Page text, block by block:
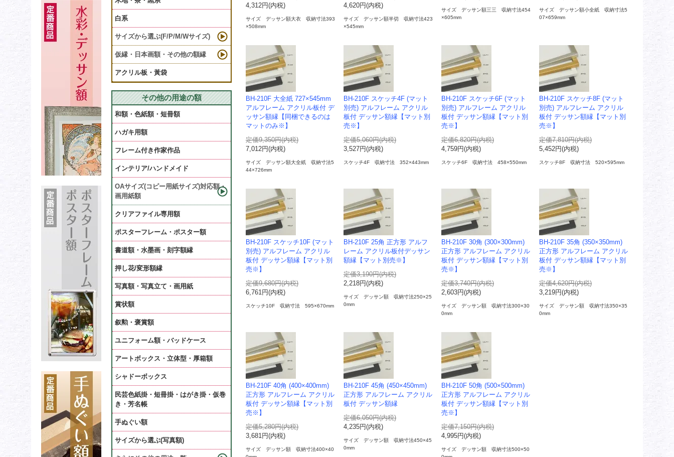
4,312円(内税)
サイズ デッサン額大衣 収納寸法393
×508mm
4,620円(内税)
サイズ デッサン額半切 収納寸法423
×545mm
サイズ デッサン額三三 収納寸法454
×605mm
サイズ デッサン額小全紙 収納寸法5
07×659mm
BH-210F 大全紙 727×545mm
アルフレーム アクリル板付 デ
ッサン額縁【同梱できるのは
マットのみ※】
定価9,350円(内税)
7,012円(内税)
サイズ デッサン額大全紙 収納寸法5
44×726mm
BH-210F スケッチ4F (マット
別売) アルフレーム アクリル
板付 デッサン額縁【マット別
売※】
定価5,060円(内税)
3,527円(内税)
スケッチ4F 収納寸法 352×443mm
BH-210F スケッチ6F (マット
別売) アルフレーム アクリル
板付 デッサン額縁【マット別
売※】
定価6,820円(内税)
4,759円(内税)
スケッチ6F 収納寸法 458×550mm
BH-210F スケッチ8F (マット
別売) アルフレーム アクリル
板付 デッサン額縁【マット別
売※】
定価7,810円(内税)
5,452円(内税)
スケッチ8F 収納寸法 520×595mm
BH-210F スケッチ10F (マット
別売) アルフレーム アクリル
板付 デッサン額縁【マット別
売※】
定価9,680円(内税)
6,761円(内税)
スケッチ10F 収納寸法 595×670mm
BH-210F 25角 正方形 アルフ
レーム アクリル板付デッサン
額縁【マット別売※】
定価3,190円(内税)
2,218円(内税)
サイズ デッサン額 収納寸法250×25
0mm
BH-210F 30角 (300×300mm)
正方形 アルフレーム アクリル
板付 デッサン額縁【マット別
売※】
定価3,740円(内税)
2,603円(内税)
サイズ デッサン額 収納寸法300×30
0mm
BH-210F 35角 (350×350mm)
正方形 アルフレーム アクリル
板付 デッサン額縁【マット別
売※】
定価4,620円(内税)
3,219円(内税)
サイズ デッサン額 収納寸法350×35
0mm
BH-210F 40角 (400×400mm)
正方形 アルフレーム アクリル
板付 デッサン額縁【マット別
売※】
定価5,280円(内税)
3,681円(内税)
サイズ デッサン額 収納寸法400×40
BH-210F 45角 (450×450mm)
正方形 アルフレーム アクリル
板付 デッサン額縁
定価6,050円(内税)
4,235円(内税)
サイズ デッサン額 収納寸法450×45
0mm
BH-210F 50角 (500×500mm)
正方形 アルフレーム アクリル
板付 デッサン額縁【マット別
売※】
定価7,150円(内税)
4,995円(内税)
サイズ デッサン額 収納寸法500×50
白系
サイズから選ぶ(F/P/M/Wサイズ)
仮縁・日本画額・その他の額縁
アクリル板・黃袋
その他の用途の額
和額・色紙額・短冊額
ハガキ用額
フレーム付き作家作品
インテリア/ハンドメイド
OAサイズ(コピー用紙サイズ)対応額・
画用紙額
クリアファイル専用額
ポスターフレーム・ポスター額
書道額・水墨画・刻字額縁
押し花/変形額縁
写真額・写真立て・画用紙
賞状額
叙勲・褒賞額
ユニフォーム額・バッドケース
アートボックス・立体型・厚箱額
シャドーボックス
民芸色紙掛・短冊掛・はがき掛・仮巻
き・芳名帳
手ぬぐい額
サイズから選ぶ(写真額)